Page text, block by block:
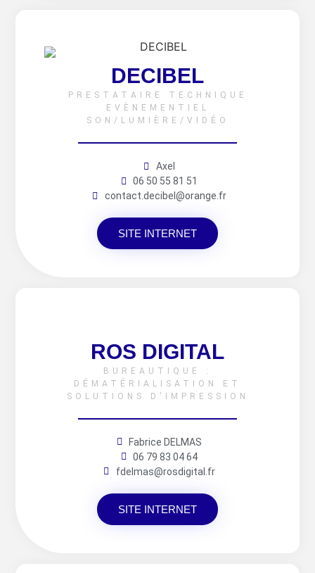
DECIBEL
PRESTATAIRE TECHNIQUE
EVÈNEMENTIEL
SON/LUMIÈRE/VIDÉO
Axel
06 50 55 81 51
contact.decibel@orange.fr
SITE INTERNET
ROS DIGITAL
BUREAUTIQUE :
DÉMATÉRIALISATION ET
SOLUTIONS D'IMPRESSION
Fabrice DELMAS
06 79 83 04 64
fdelmas@rosdigital.fr
SITE INTERNET